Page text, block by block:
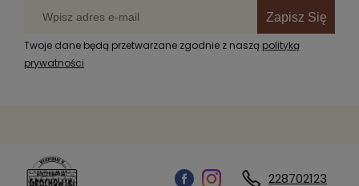
Zapisz Się
Twoje dane będą przetwarzane zgodnie z naszą polityką
prywatności
228702123